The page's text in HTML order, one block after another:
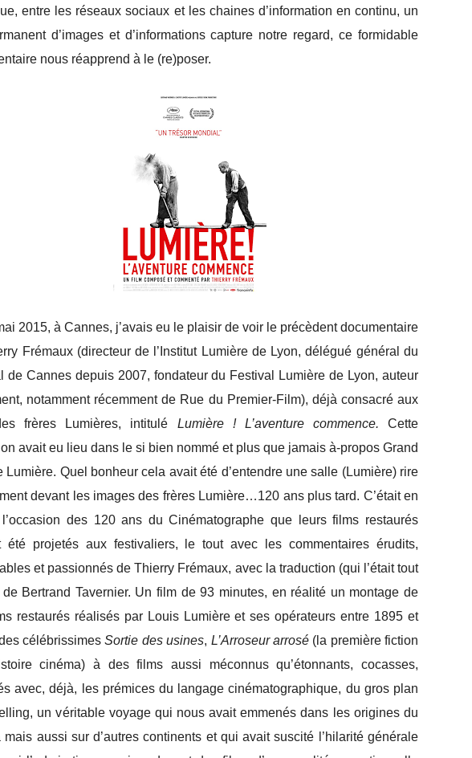
entre les réseaux sociaux et les chaines d’information en continu, un
d’images et d’informations capture notre regard, ce formidable
nous réapprend à le (re)poser.
2015, à Cannes, j’avais eu le plaisir de voir le précèdent documentaire
Frémaux (directeur de l’Institut Lumière de Lyon, délégué général du
de Cannes depuis 2007, fondateur du Festival Lumière de Lyon, auteur
notamment récemment de Rue du Premier-Film), déjà consacré aux
frères Lumières, intitulé Lumière ! L’aventure commence. Cette
avait eu lieu dans le si bien nommé et plus que jamais à-propos Grand
Lumière. Quel bonheur cela avait été d’entendre une salle (Lumière) rire
devant les images des frères Lumière…120 ans plus tard. C’était en
des 120 ans du Cinématographe que leurs films restaurés
été projetés aux festivaliers, le tout avec les commentaires érudits,
et passionnés de Thierry Frémaux, avec la traduction (qui l’était tout
de Bertrand Tavernier. Un film de 93 minutes, en réalité un montage de
restaurés réalisés par Louis Lumière et ses opérateurs entre 1895 et
célébrissimesSortie des usines, L’Arroseur arrosé (la première fiction
cinéma) à des films aussi méconnus qu’étonnants, cocasses,
avec, déjà, les prémices du langage cinématographique, du gros plan
un véritable voyage qui nous avait emmenés dans les origines du
mais aussi sur d’autres continents et qui avait suscité l’hilarité générale